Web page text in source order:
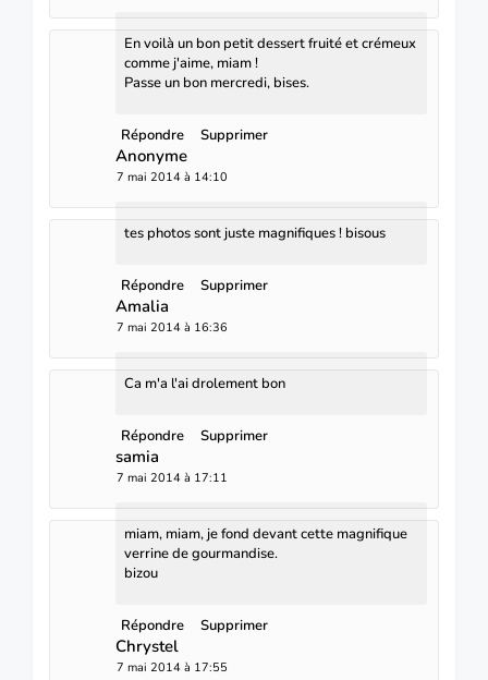
En voilà un bon petit dessert fruité et crémeux
comme j'aime, miam !
Passe un bon mercredi, bises.
Répondre Supprimer
Anonyme
7 mai 2014 à 14:10
tes photos sont juste magnifiques ! bisous
Répondre Supprimer
Amalia
7 mai 2014 à 16:36
Ca m'a l'ai drolement bon
Répondre Supprimer
samia
7 mai 2014 à 17:11
miam, miam, je fond devant cette magnifique
verrine de gourmandise.
bizou
Répondre Supprimer
Chrystel
7 mai 2014 à 17:55